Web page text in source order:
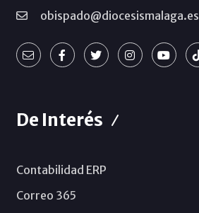
obispado@diocesismalaga.es
De Interés
Contabilidad ERP
Correo 365